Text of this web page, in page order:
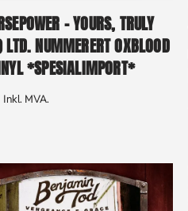
– YOURS, TRULY
NUMMERERT OXBLOOD
*SPESIALIMPORT*
Inkl. MVA.